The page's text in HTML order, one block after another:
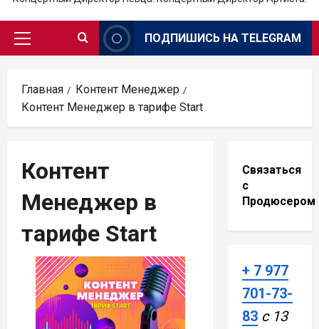
Основное
ПОДПИШИСЬ НА TELEGRAM
Главная
Контент Менеджер
Контент Менеджер в тарифе Start
Контент
Менеджер в
тарифе Start
Связаться
с
Продюсером
+ 7 977
701-73-
83 с 13